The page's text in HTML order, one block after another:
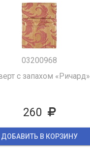
03200968
с запахом «Ричард»
260
ДОБАВИТЬ В КОРЗИНУ